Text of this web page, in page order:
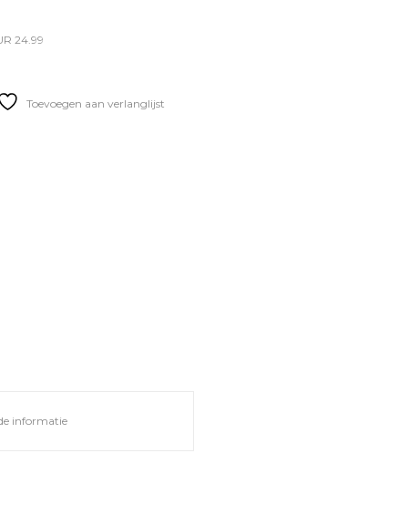
24.99
Toevoegen aan verlanglijst
informatie